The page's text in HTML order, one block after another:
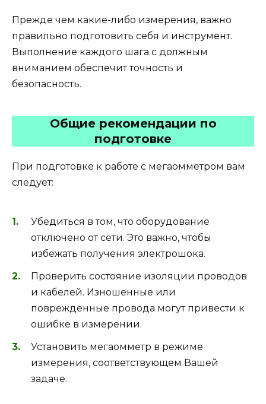
Прежде чем какие-либо измерения, важно
правильно подготовить себя и инструмент.
Выполнение каждого шага с должным
вниманием обеспечит точность и
безопасность.
Общие рекомендации по
подготовке
При подготовке к работе с мегаомметром вам
следует:
Убедиться в том, что оборудование
отключено от сети. Это важно, чтобы
избежать получения электрошока.
Проверить состояние изоляции проводов
и кабелей. Изношенные или
поврежденные провода могут привести к
ошибке в измерении.
Установить мегаомметр в режиме
измерения, соответствующем Вашей
задаче.